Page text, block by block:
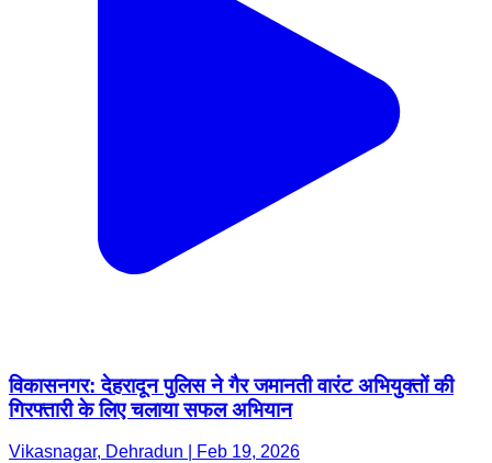
विकासनगर: देहरादून पुलिस ने गैर जमानती वारंट अभियुक्तों की
गिरफ्तारी के लिए चलाया सफल अभियान
Vikasnagar, Dehradun | Feb 19, 2026